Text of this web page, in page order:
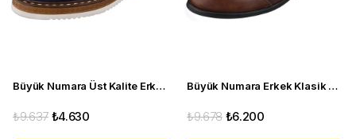
Büyük Numara Üst Kalite Erkek Ayakkabı - ALP76 Lacivert Açma
₺4.630
₺9.637
Büyük Numara Erkek Klasik Ayakkabı - Tr1071 Kahverengi
₺6.200
₺9.678